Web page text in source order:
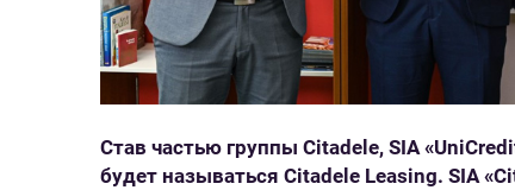
Став частью группы Citadele, SIA
будет называться Citadele Leasing. SIA